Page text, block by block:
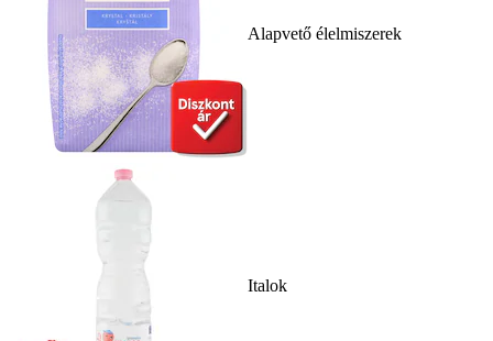
Alapvető élelmiszerek
Italok